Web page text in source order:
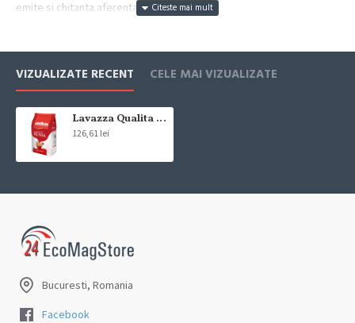
emite si chitanta aferenta incasarii.
pana in ora 12:00 de luni pana vineri. In cazul in care comanda a fost
facuta dupa ora 12:00, sambata sau duminica ne angajam sa
trimitem comanda in prima zi lucratoare.
termen aproximativ de livrare, in functie de urgenta ta
In cazul aparitiei unor intarzieri, vei fi instiintat prin email.
Produsele sunt livrate la adresa specificata de tine ca adresa de
livrare in momentul plasarii comenzii.
VIZUALIZATE RECENT CELE MAI VIZUALIZATE
Lavazza Qualita Rossa cafea boabe 1kg
126,61 lei
Bucuresti, Romania
Facebook